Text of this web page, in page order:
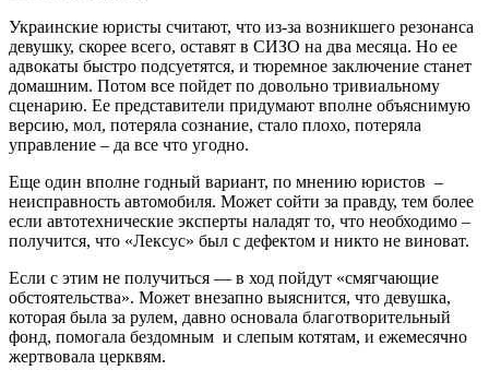
Украинские юристы считают, что из-за возникшего резонанса
девушку, скорее всего, оставят в СИЗО на два месяца. Но ее
адвокаты быстро подсуетятся, и тюремное заключение станет
домашним. Потом все пойдет по довольно тривиальному
сценарию. Ее представители придумают вполне объяснимую
версию, мол, потеряла сознание, стало плохо, потеряла
управление – да все что угодно.
Еще один вполне годный вариант, по мнению юристов –
неисправность автомобиля. Может сойти за правду, тем более
если автотехнические эксперты наладят то, что необходимо –
получится, что «Лексус» был с дефектом и никто не виноват.
Если с этим не получиться — в ход пойдут «смягчающие
обстоятельства». Может внезапно выяснится, что девушка,
которая была за рулем, давно основала благотворительный
фонд, помогала бездомным и слепым котятам, и ежемесячно
жертвовала церквям.